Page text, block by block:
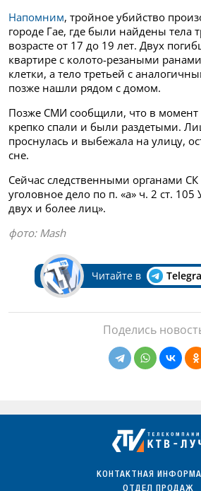
Напомним, тройное убийство
городе Гае, где были найдены тела
возрасте от 17 до 19 лет. Двух
квартире с колото-резаными
клетки, а тело третьей с
позже нашли рядом с домом.
Позже СМИ сообщили, что в момент
крепко спали и были раздетыми.
проснулась и выбежала на улицу,
сне.
Сейчас следственными органами
уголовное дело по п. «а» ч. 2 ст.
двух и более лиц».
фото: Mash
Читайте в
Поделись
КОНТАКТНАЯ
ОТДЕЛ ПРОДАЖ